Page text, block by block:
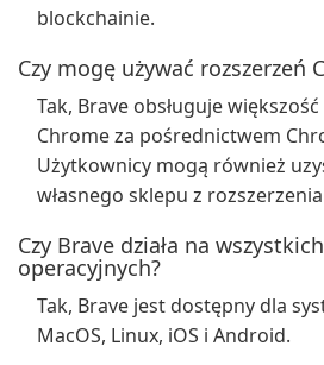
blockchainie.
Czy mogę używać rozszerzeń
Tak, Brave obsługuje
Chrome za pośrednictwem
Użytkownicy mogą również
własnego sklepu z
Czy Brave działa na
operacyjnych?
Tak, Brave jest dostępny dla
MacOS, Linux, iOS i Android.